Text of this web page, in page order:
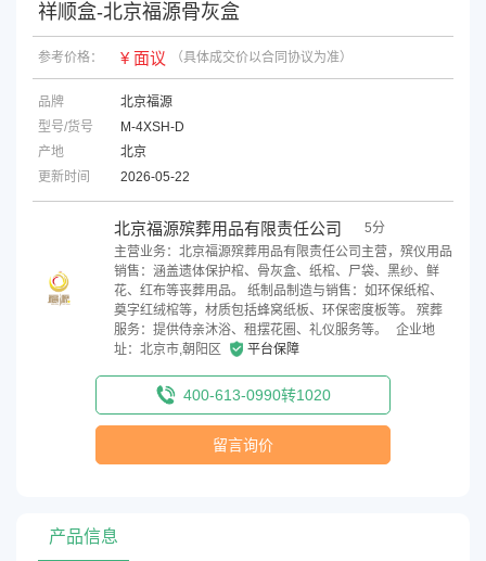
祥顺盒-北京福源骨灰盒
参考价格： ¥ 面议 （具体成交价以合同协议为准）
品牌
北京福源
型号/货号
M-4XSH-D
产地
北京
更新时间
2026-05-22
北京福源殡葬用品有限责任公司
5分
主营业务：北京福源殡葬用品有限责任公司主营，殡仪用品
销售‌：涵盖遗体保护棺、骨灰盒、纸棺、尸袋、黑纱、鲜
花、红布等丧葬用品。 纸制品制造与销售‌：如环保纸棺、
奠字红绒棺等，材质包括蜂窝纸板、环保密度板等。 殡葬
服务‌：提供侍亲沐浴、租摆花圈、礼仪服务等。
企业地
址：北京市,朝阳区
平台保障
400-613-0990转1020
留言询价
产品信息